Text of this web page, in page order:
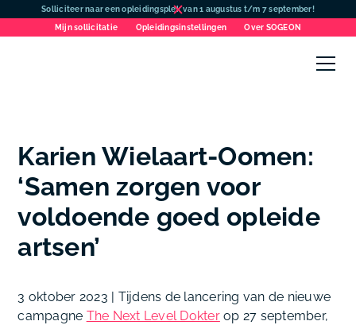
Solliciteer naar een opleidingsplek van 1 augustus t/m 7 september!
Mijn sollicitatie
Opleidingsinstellingen Over SOGEON
Karien Wielaart-Oomen:
‘Samen zorgen voor
voldoende goed opleide
artsen’
3 oktober 2023 | Tijdens de lancering van de nieuwe
campagne The Next Level Dokterop 27 september,